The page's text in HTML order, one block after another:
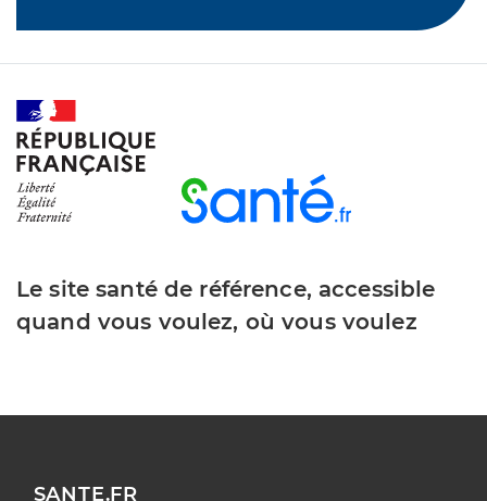
Le site santé de référence, accessible
quand vous voulez, où vous voulez
SANTE.FR